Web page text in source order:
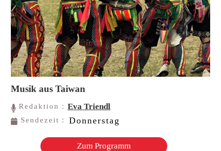
Musik aus Taiwan
Redaktion：Eva Triendl
Sendezeit： Donnerstag
Zum Programm